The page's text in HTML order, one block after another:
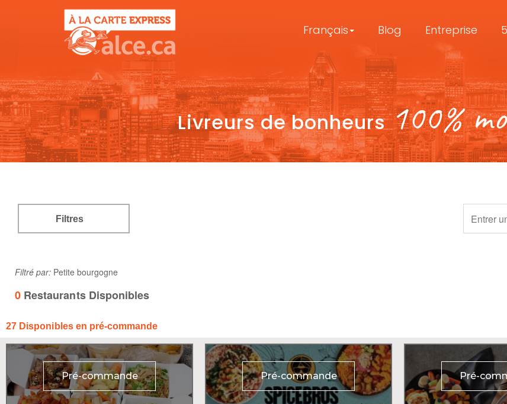
Français Blog Entreprise
Livreurs de bonheurs100%
Filtres
Filtré par: Petite bourgogne
0 Restaurants Disponibles
27 Disponibles en pré-commande
Pré-commande Pré-commande Pré-